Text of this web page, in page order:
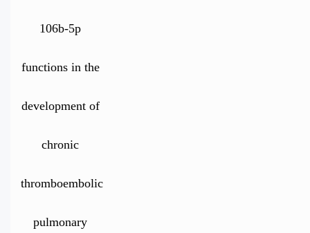
106b-5p
functions in the
development of
chronic
thromboembolic
pulmonary